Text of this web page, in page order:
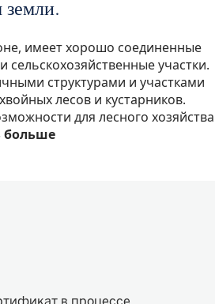
земли.
имеет хорошо соединенные
участки.
структурами и участками
лесов и кустарников.
для лесного хозяйства
больше